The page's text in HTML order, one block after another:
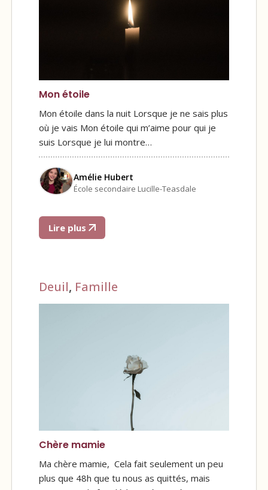
Mon étoile
Mon étoile dans la nuit Lorsque je ne sais plus
où je vais Mon étoile qui m’aime pour qui je
suis Lorsque je lui montre…
Amélie Hubert
École secondaire Lucille-Teasdale
Lire plus
Deuil, Famille
Chère mamie
Ma chère mamie, Cela fait seulement un peu
plus que 48h que tu nous as quittés, mais